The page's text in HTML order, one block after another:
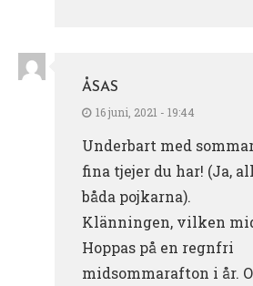
ÅSAS
16 juni, 2021 - 19:44
Underbart med
fina tjejer du har! (Ja,
båda pojkarna).
Klänningen, vilken
Hoppas på en regnfri
midsommarafton i år.